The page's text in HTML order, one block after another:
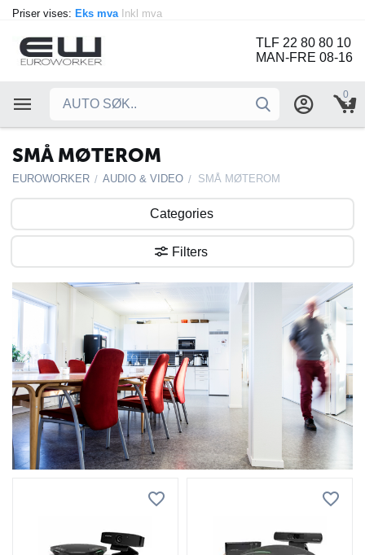
Priser vises: Eks mva Inkl mva
TLF 22 80 80 10
MAN-FRE 08-16
0
SMÅ MØTEROM
EUROWORKER / AUDIO & VIDEO / SMÅ MØTEROM
Categories
Filters